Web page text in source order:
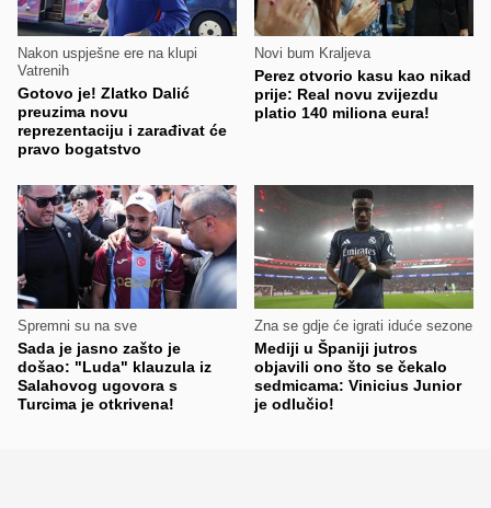
Nakon uspješne ere na klupi
Vatrenih
Gotovo je! Zlatko Dalić
preuzima novu
reprezentaciju i zarađivat će
pravo bogatstvo
Novi bum Kraljeva
Perez otvorio kasu kao nikad
prije: Real novu zvijezdu
platio 140 miliona eura!
Spremni su na sve
Sada je jasno zašto je
došao: "Luda" klauzula iz
Salahovog ugovora s
Turcima je otkrivena!
Zna se gdje će igrati iduće sezone
Mediji u Španiji jutros
objavili ono što se čekalo
sedmicama: Vinicius Junior
je odlučio!